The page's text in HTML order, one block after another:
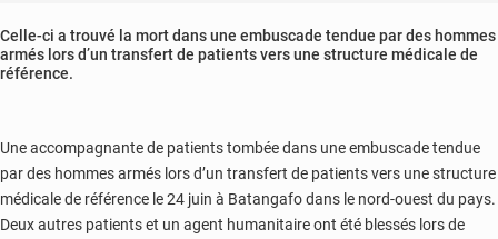
Celle-ci a trouvé la mort dans une embuscade tendue par des hommes
armés lors d’un transfert de patients vers une structure médicale de
référence.
Une accompagnante de patients tombée dans une embuscade tendue
par des hommes armés lors d’un transfert de patients vers une structure
médicale de référence le 24 juin à Batangafo dans le nord-ouest du pays.
Deux autres patients et un agent humanitaire ont été blessés lors de